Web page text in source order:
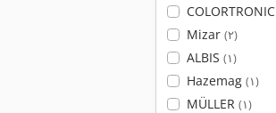
COLORTRONIC
Mizar (۲)
ALBIS (۱)
Hazemag (۱)
MÜLLER (۱)